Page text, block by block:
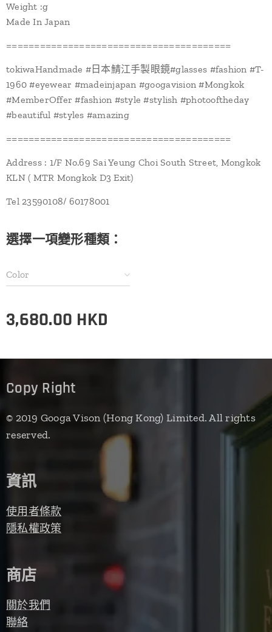
Weight :g
Made In Japan
========================================
tokiwaHandmade #日本鯖江手製眼鏡#glasses #fashion #T-
1960 #eyewear #madeinjapan #googavision #Mongkok
#MemberOffer #fashion #style #stylish #photooftheday
#beautiful #styles #amazing
========================================
Address : 1/F No.69 Sai Yeung Choi South Street, Mongkok
KLN ( MTR Mongkok D3 Exit)
Tel 23590108/ 60178001
選擇一項變形種類：
Color
3,680.00 HKD
Copy Right
© 2019 Googa Vison (Hong Kong) Limited. All rights
reserved.
資訊
使用者條款
隱私權政策
商店
關於我們
聯絡